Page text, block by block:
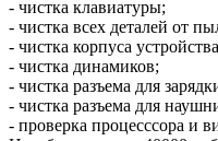
- чистка клавиатуры;
- чистка всех деталей от
- чистка корпуса
- чистка динамиков;
- чистка разъема для
- чистка разъема для
- проверка процесссора и